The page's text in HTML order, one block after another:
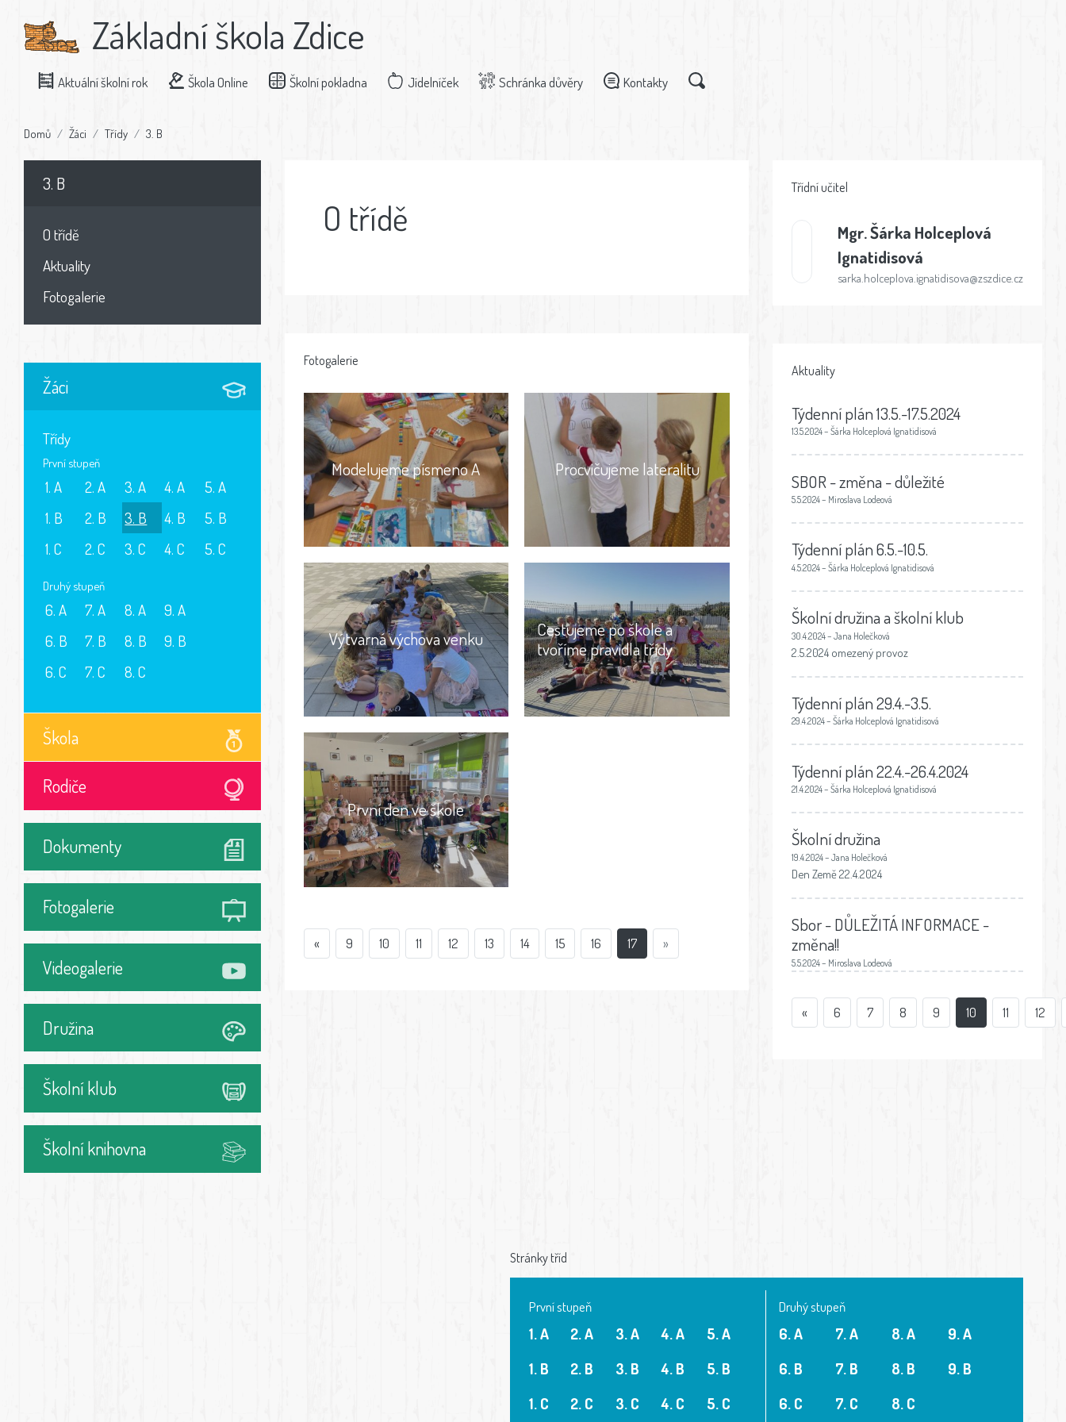
Základní škola Zdice
Aktuální školní rok Škola Online Školní pokladna Jídelníček Schránka důvěry Kontakty
Domů Žáci Třídy 3. B
3. B
O třídě
Aktuality
Fotogalerie
Žáci
Třídy
První stupeň
1. A
1. B
1. C
2. A
2. B
2. C
3. A
3. B
3. C
4. A
4. B
4. C
5. A
5. B
5. C
Druhý stupeň
6. A
6. B
6. C
7. A
7. B
7. C
8. A
8. B
8. C
9. A
9. B
Škola
Rodiče
Dokumenty
Fotogalerie
Videogalerie
Družina
Školní klub
Školní knihovna
O třídě
Fotogalerie
Modelujeme písmeno A Procvičujeme lateralitu
Výtvarná výchova venku
Cestujeme po škole a
tvoříme pravidla třídy
První den ve škole
« 9 10 11 12 13 14 15 16 17 »
Třídní učitel
Mgr.Šárka Holceplová
Ignatidisová
sarka.holceplova.ignatidisova@zszdice.cz
Aktuality
Týdenní plán 13.5.-17.5.2024
13.5.2024 – Šárka Holceplová Ignatidisová
SBOR - změna - důležité
5.5.2024 – Miroslava Lodeová
Týdenní plán 6.5.-10.5.
4.5.2024 – Šárka Holceplová Ignatidisová
Školní družina a školní klub
30.4.2024 – Jana Holečková
2.5.2024 omezený provoz
Týdenní plán 29.4.-3.5.
29.4.2024 – Šárka Holceplová Ignatidisová
Týdenní plán 22.4.-26.4.2024
21.4.2024 – Šárka Holceplová Ignatidisová
Školní družina
19.4.2024 – Jana Holečková
Den Země 22.4.2024
Sbor - DŮLEŽITÁ INFORMACE -
změna!!
5.5.2024 – Miroslava Lodeová
« 6 7 8 9 10 11 12
Stránky tříd
První stupeň
1. A
1. B
1. C
2. A
2. B
2. C
3. A
3. B
3. C
4. A
4. B
4. C
5. A
5. B
5. C
Druhý stupeň
6. A
6. B
6. C
7. A
7. B
7. C
8. A
8. B
8. C
9. A
9. B